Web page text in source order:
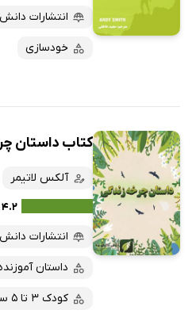
انتشارات دانش
خودسازی
کتاب داستان
آلکس لاتیمر
۴.۲
انتشارات دانش
داستان
کودک 3 تا 5 سال